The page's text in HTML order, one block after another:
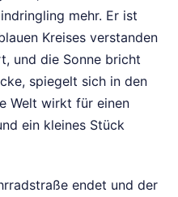
mehr. Er ist
Kreises verstanden
und die Sonne bricht
spiegelt sich in den
Welt wirkt für einen
ein kleines Stück
endet und der